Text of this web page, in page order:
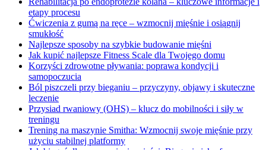
etapy procesu
Ćwiczenia z gumą na ręce – wzmocnij mięśnie i osiągnij
smukłość
Najlepsze sposoby na szybkie budowanie mięśni
Jak kupić najlepsze Fitness Scale dla Twojego domu
Korzyści zdrowotne pływania: poprawa kondycji i
samopoczucia
Ból piszczeli przy bieganiu – przyczyny, objawy i skuteczne
leczenie
Przysiad rwaniowy (OHS) – klucz do mobilności i siły w
treningu
Trening na maszynie Smitha: Wzmocnij swoje mięśnie przy
użyciu stabilnej platformy